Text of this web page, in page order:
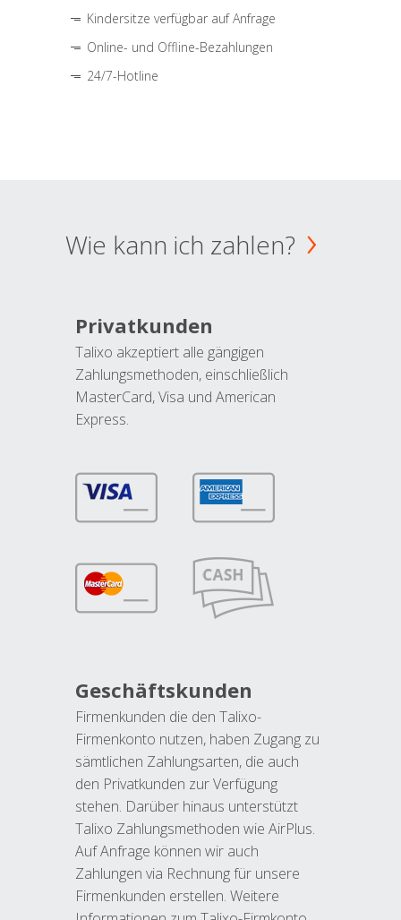
Kindersitze verfügbar auf Anfrage
Online- und Offline-Bezahlungen
24/7-Hotline
Wie kann ich zahlen?
Privatkunden
Talixo akzeptiert alle gängigen
Zahlungsmethoden, einschließlich
MasterCard, Visa und American
Express.
Geschäftskunden
Firmenkunden die den Talixo-
Firmenkonto nutzen, haben Zugang zu
sämtlichen Zahlungsarten, die auch
den Privatkunden zur Verfügung
stehen. Darüber hinaus unterstützt
Talixo Zahlungsmethoden wie AirPlus.
Auf Anfrage können wir auch
Zahlungen via Rechnung für unsere
Firmenkunden erstellen. Weitere